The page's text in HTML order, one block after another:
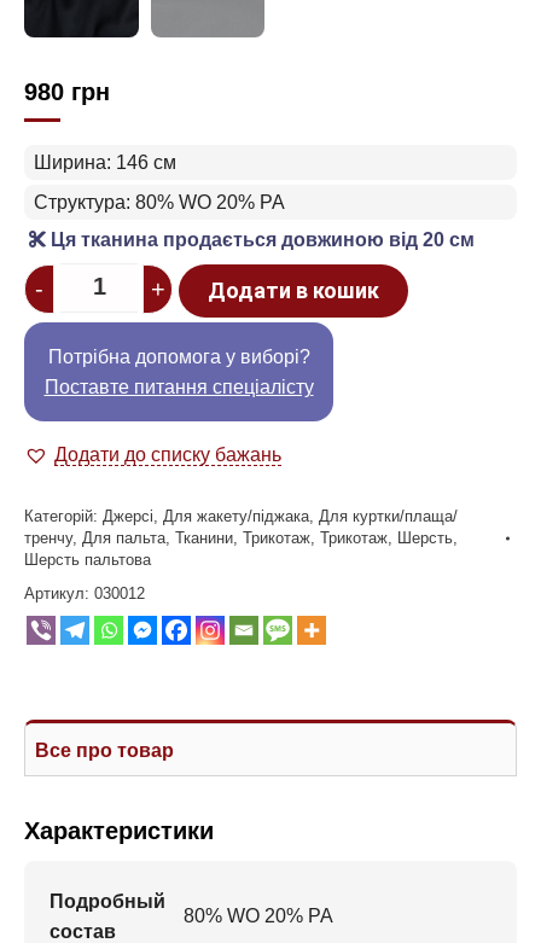
980 грн
Ширина: 146 см
Структура: 80% WO 20% PA
Ця тканина продається довжиною від 20 см
Quantity
- + Додати в кошик
Потрібна допомога у виборі?
Поставте питання спеціалісту
Додати до списку бажань
Категорій: Джерсі Для жакету/піджака Для куртки/плаща/
тренчу, Для пальта Тканини Трикотаж Трикотаж Шерсть
Шерсть пальтова
Артикул: 030012
Все про товар
Характеристики
Подробный
состав
80% WO 20% PA